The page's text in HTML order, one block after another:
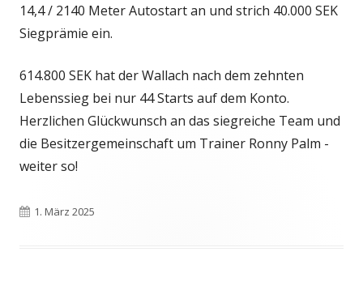
14,4 / 2140 Meter Autostart an und strich 40.000 SEK
Siegprämie ein.
614.800 SEK hat der Wallach nach dem zehnten
Lebenssieg bei nur 44 Starts auf dem Konto.
Herzlichen Glückwunsch an das siegreiche Team und
die Besitzergemeinschaft um Trainer Ronny Palm -
weiter so!
Veröffentlicht
1. März 2025